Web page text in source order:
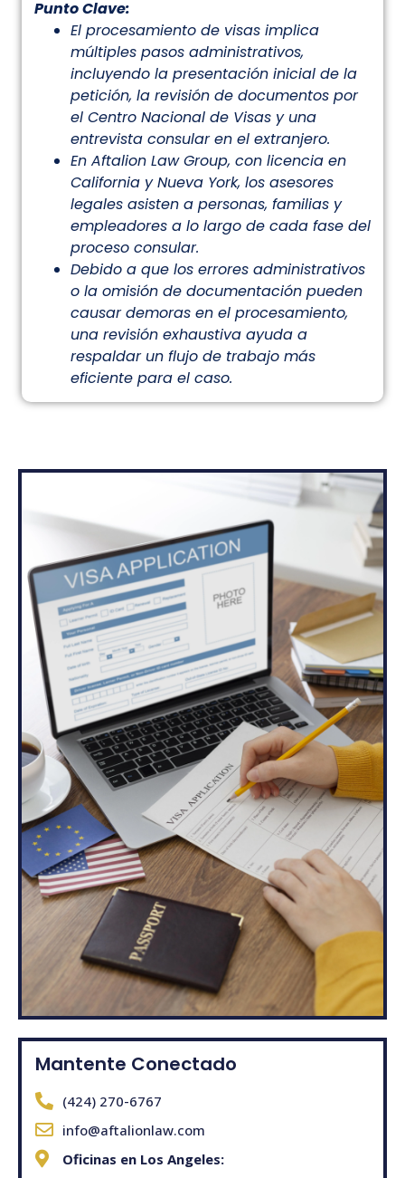
Punto Clave:
El procesamiento de visas implica
múltiples pasos administrativos,
incluyendo la presentación inicial de la
petición, la revisión de documentos por
el Centro Nacional de Visas y una
entrevista consular en el extranjero.
En Aftalion Law Group, con licencia en
California y Nueva York, los asesores
legales asisten a personas, familias y
empleadores a lo largo de cada fase del
proceso consular.
Debido a que los errores administrativos
o la omisión de documentación pueden
causar demoras en el procesamiento,
una revisión exhaustiva ayuda a
respaldar un flujo de trabajo más
eficiente para el caso.
Mantente Conectado
(424) 270-6767
info@aftalionlaw.com
Oficinas en Los Angeles: